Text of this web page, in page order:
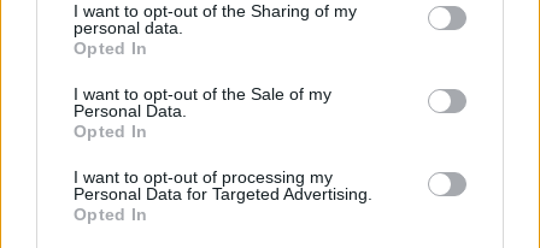
I want to opt-out of the Sharing of my
personal data.
Opted In
I want to opt-out of the Sale of my
Personal Data.
Opted In
I want to opt-out of processing my
Personal Data for Targeted Advertising.
Opted In
gyermek
gyermek
gyermek
VISSZA NEM TÉRÍTENDŐ TÁMOGATÁS
ingatlanra*, vagy